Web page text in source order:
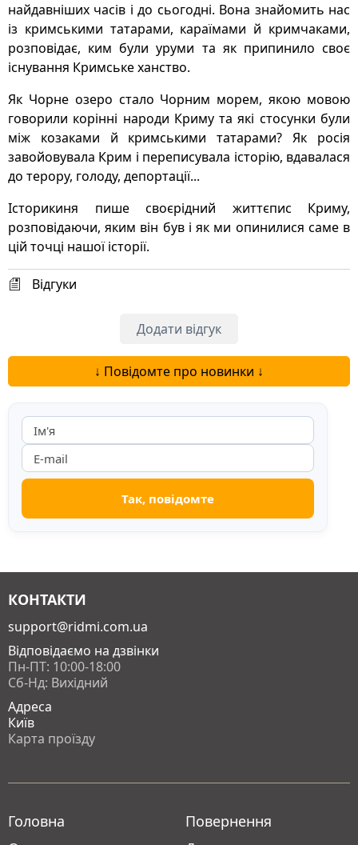
найдавніших часів і до сьогодні. Вона знайомить нас
із кримськими татарами, караїмами й кримчаками,
розповідає, ким були уруми та як припинило своє
існування Кримське ханство.
Як Чорне озеро стало Чорним морем, якою мовою
говорили корінні народи Криму та які стосунки були
між козаками й кримськими татарами? Як росія
завойовувала Крим і переписувала історію, вдавалася
до терору, голоду, депортації...
Історикиня пише своєрідний життєпис Криму,
розповідаючи, яким він був і як ми опинилися саме в
цій точці нашої історії.
Відгуки
Додати відгук
↓ Повідомте про новинки ↓
КОНТАКТИ
support@ridmi.com.ua
Відповідаємо на дзвінки
Пн-ПТ: 10:00-18:00
Сб-Нд: Вихідний
Адреса
Київ
Карта проїзду
Головна
Повернення